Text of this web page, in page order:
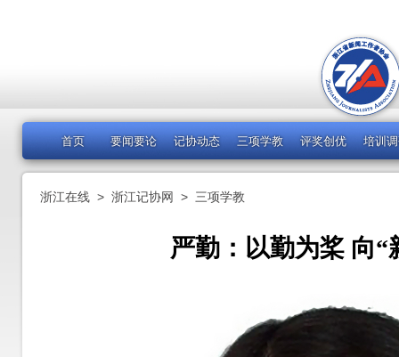
首页 要闻要论 记协动态 三项学教 评奖创优 培训
浙江在线 > 浙江记协网 > 三项学教
严勤：以勤为桨 向“